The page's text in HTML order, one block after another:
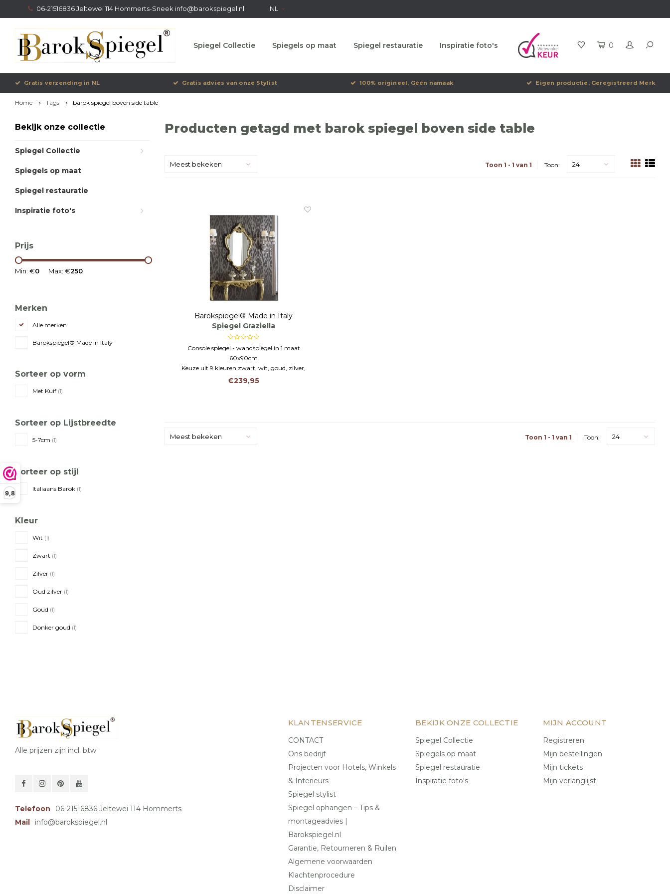
9,8
06-21516836 Jeltewei 114 Hommerts-Sneek info@barokspiegel.nl NL
Spiegel Collectie Spiegels op maat Spiegel restauratie Inspiratie foto's 0
Gratis verzending in NL Gratis advies van onze Stylist 100% origineel, Géén namaak Eigen productie, Geregistreerd Merk
Home Tags barok spiegel boven side table
Bekijk onze collectie
Spiegel Collectie
Spiegels op maat
Spiegel restauratie
Inspiratie foto's
Prijs
Min: €0 Max: €250
Merken
Alle merken
Barokspiegel® Made in Italy
Sorteer op vorm
Met Kuif (1)
Sorteer op Lijstbreedte
5-7cm (1)
Sorteer op stijl
Italiaans Barok (1)
Kleur
Wit (1)
Zwart (1)
Zilver (1)
Oud zilver (1)
Goud (1)
Donker goud (1)
Producten getagd met barok spiegel boven side table
Meest bekeken Toon 1 - 1 van 1 Toon: 24
Barokspiegel® Made in Italy
Spiegel Graziella
Console spiegel - wandspiegel in 1 maat
60x90cm
Keuze uit 9 kleuren zwart, wit, goud, zilver,
noten etc.
€239,95
Meest bekeken Toon 1 - 1 van 1 Toon: 24
Alle prijzen zijn incl. btw
Telefoon
06-21516836 Jeltewei 114 Hommerts
Mail
info@barokspiegel.nl
KLANTENSERVICE
CONTACT
Ons bedrijf
Projecten voor Hotels, Winkels
& Interieurs
Spiegel stylist
Spiegel ophangen – Tips &
montageadvies |
Barokspiegel.nl
Garantie, Retourneren & Ruilen
Algemene voorwaarden
Klachtenprocedure
Disclaimer
BEKIJK ONZE COLLECTIE
Spiegel Collectie
Spiegels op maat
Spiegel restauratie
Inspiratie foto's
MIJN ACCOUNT
Registreren
Mijn bestellingen
Mijn tickets
Mijn verlanglijst